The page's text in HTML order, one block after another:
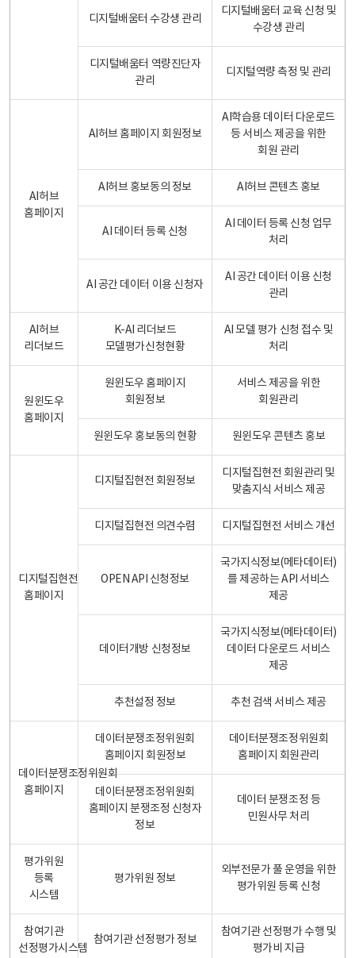
디지털배움터 수강생 관리
디지털배움터 교육 신청 및
수강생 관리
디지털배움터 역량진단자
관리
디지털역량 측정 및 관리
AI허브
홈페이지
AI허브 홈페이지 회원정보
AI학습용 데이터 다운로드
등 서비스 제공을 위한
회원 관리
AI허브 홍보동의 정보 AI허브 콘텐츠 홍보
AI 데이터 등록 신청
AI 데이터 등록 신청 업무
처리
AI 공간 데이터 이용 신청자
AI 공간 데이터 이용 신청
관리
AI허브
리더보드
K-AI 리더보드
모델평가신청현황
AI 모델 평가 신청 접수 및
처리
원윈도우
홈페이지
원윈도우 홈페이지
회원정보
서비스 제공을 위한
회원관리
원윈도우 홍보동의 현황 원윈도우 콘텐츠 홍보
디지털집현전
홈페이지
디지털집현전 회원정보
디지털집현전 회원관리 및
맞춤지식 서비스 제공
디지털집현전 의견수렴 디지털집현전 서비스 개선
OPEN API 신청정보
국가지식정보(메타데이터)
를 제공하는 API 서비스
제공
데이터개방 신청정보
국가지식정보(메타데이터)
데이터 다운로드 서비스
제공
추천설정 정보 추천 검색 서비스 제공
데이터분쟁조정위원회
홈페이지
데이터분쟁조정위원회
홈페이지 회원정보
데이터분쟁조정위원회
홈페이지 회원관리
데이터분쟁조정위원회
홈페이지 분쟁조정 신청자
정보
데이터 분쟁조정 등
민원사무 처리
평가위원
등록
시스템
평가위원 정보
외부전문가 풀 운영을 위한
평가위원 등록 신청
참여기관
선정평가시스템
참여기관 선정평가 정보
참여기관 선정평가 수행 및
평가비 지급